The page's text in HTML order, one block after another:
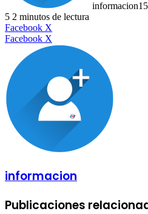
informacion
5 2 minutos de lectura
Facebook X
Facebook X
por
electrónico
informacion
Publicaciones